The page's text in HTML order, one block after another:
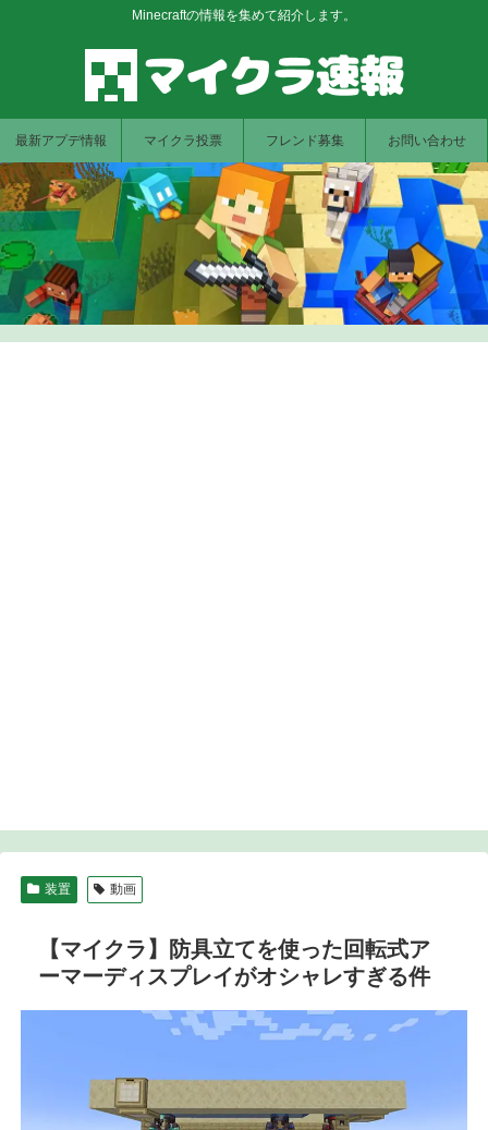
Minecraftの情報を集めて紹介します。
最新アプデ情報 マイクラ投票 フレンド募集 お問い合わせ
装置 動画
【マイクラ】防具立てを使った回転式ア
ーマーディスプレイがオシャレすぎる件